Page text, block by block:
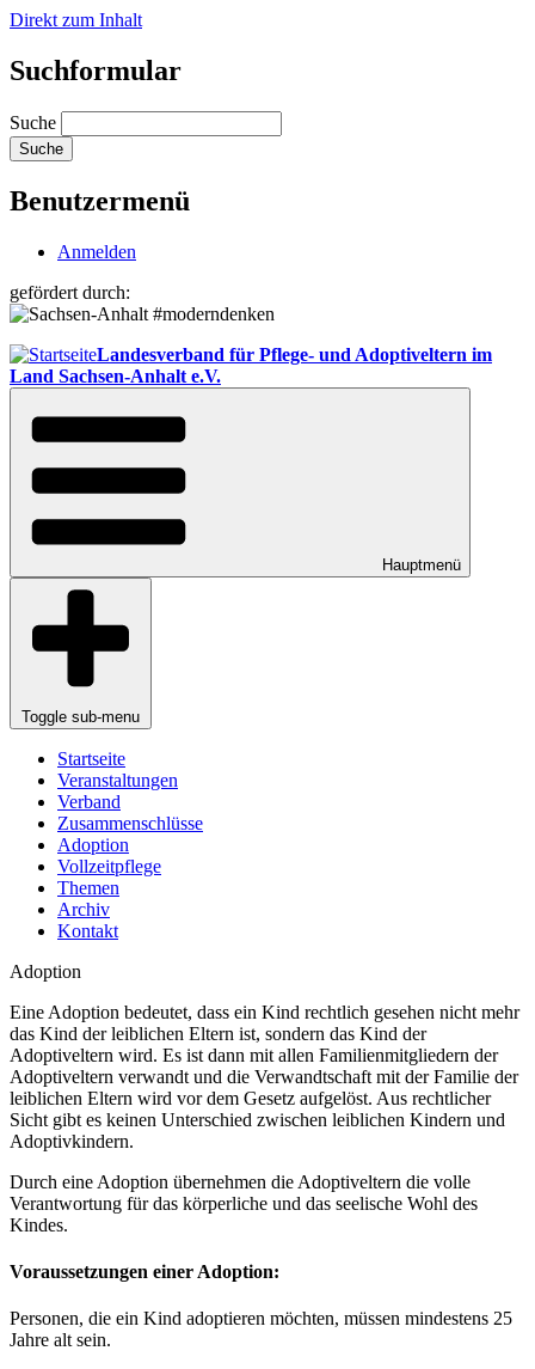
Direkt zum Inhalt
Suchformular
Suche
Benutzermenü
Anmelden
gefördert durch:
Landesverband für Pflege- und Adoptiveltern im
Land Sachsen-Anhalt e.V.
Hauptmenü
Toggle sub-menu
Startseite
Veranstaltungen
Verband
Zusammenschlüsse
Adoption
Vollzeitpflege
Themen
Archiv
Kontakt
Adoption
Eine Adoption bedeutet, dass ein Kind rechtlich gesehen nicht mehr
das Kind der leiblichen Eltern ist, sondern das Kind der
Adoptiveltern wird. Es ist dann mit allen Familienmitgliedern der
Adoptiveltern verwandt und die Verwandtschaft mit der Familie der
leiblichen Eltern wird vor dem Gesetz aufgelöst. Aus rechtlicher
Sicht gibt es keinen Unterschied zwischen leiblichen Kindern und
Adoptivkindern.
Durch eine Adoption übernehmen die Adoptiveltern die volle
Verantwortung für das körperliche und das seelische Wohl des
Kindes.
Voraussetzungen einer Adoption:
Personen, die ein Kind adoptieren möchten, müssen mindestens 25
Jahre alt sein.